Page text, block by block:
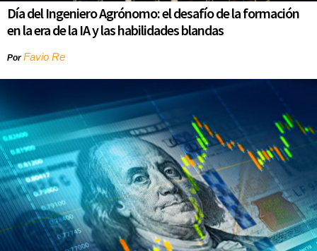
Día del Ingeniero Agrónomo: el desafío de la formación
en la era de la IA y las habilidades blandas
PorFavio Re